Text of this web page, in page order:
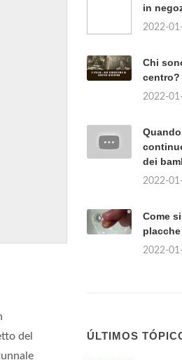
del
in
2022-
Chi
centro?
2022-
dei
2022-
Come
2022-
ÚLTIMOS